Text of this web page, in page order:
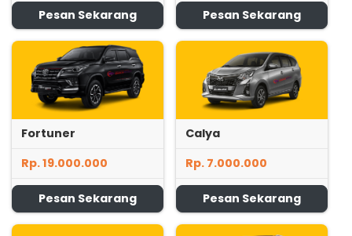
Pesan Sekarang Pesan Sekarang
Fortuner
Rp. 19.000.000
Pesan Sekarang
Calya
Rp. 7.000.000
Pesan Sekarang